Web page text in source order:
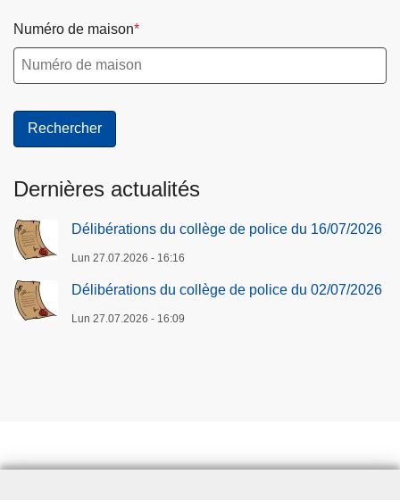
Numéro de maison
Dernières actualités
Délibérations du collège de police du 16/07/2026
Lun 27.07.2026 - 16:16
Délibérations du collège de police du 02/07/2026
Lun 27.07.2026 - 16:09